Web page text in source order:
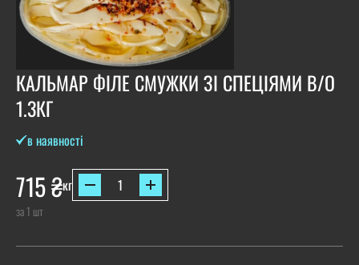
КАЛЬМАР ФІЛЕ СМУЖКИ ЗІ СПЕЦІЯМИ В/О
1.3КГ
в наявності
715₴кг
за 1 шт